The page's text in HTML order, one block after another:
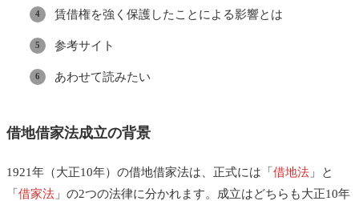
賃借権を強く保護したことによる影響とは
参考サイト
あわせて読みたい
借地借家法成立の背景
1921年（大正10年）の借地借家法は、正式には「借地法 」と
「借家法 」の2つの法律に分かれます。成立はどちらも大正10年